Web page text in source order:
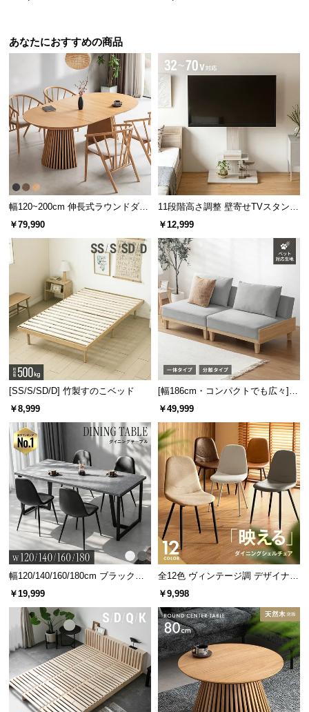
あなたにおすすめの商品
幅120~200cm 伸長式ラウンドダイ
ニングテーブル 6人掛け 天然木突
板 美しい格子デザイン
￥79,990
11段階高さ調整 壁寄せTVスタンド
キャスター付き 上下左右角度調節
￥12,999
[SS/S/SD/D] 竹製すのこベッド
￥8,999
[幅186cm・コンパクトでも広々] 3
人掛けソファベッド リクライニン
￥49,999
幅120/140/160/180cm ブラックフ
レーム ダイニング 大理石調 4人掛
￥19,999
全12色 ヴィンテージ調 デザイナー
ズシェルチェア
￥9,998